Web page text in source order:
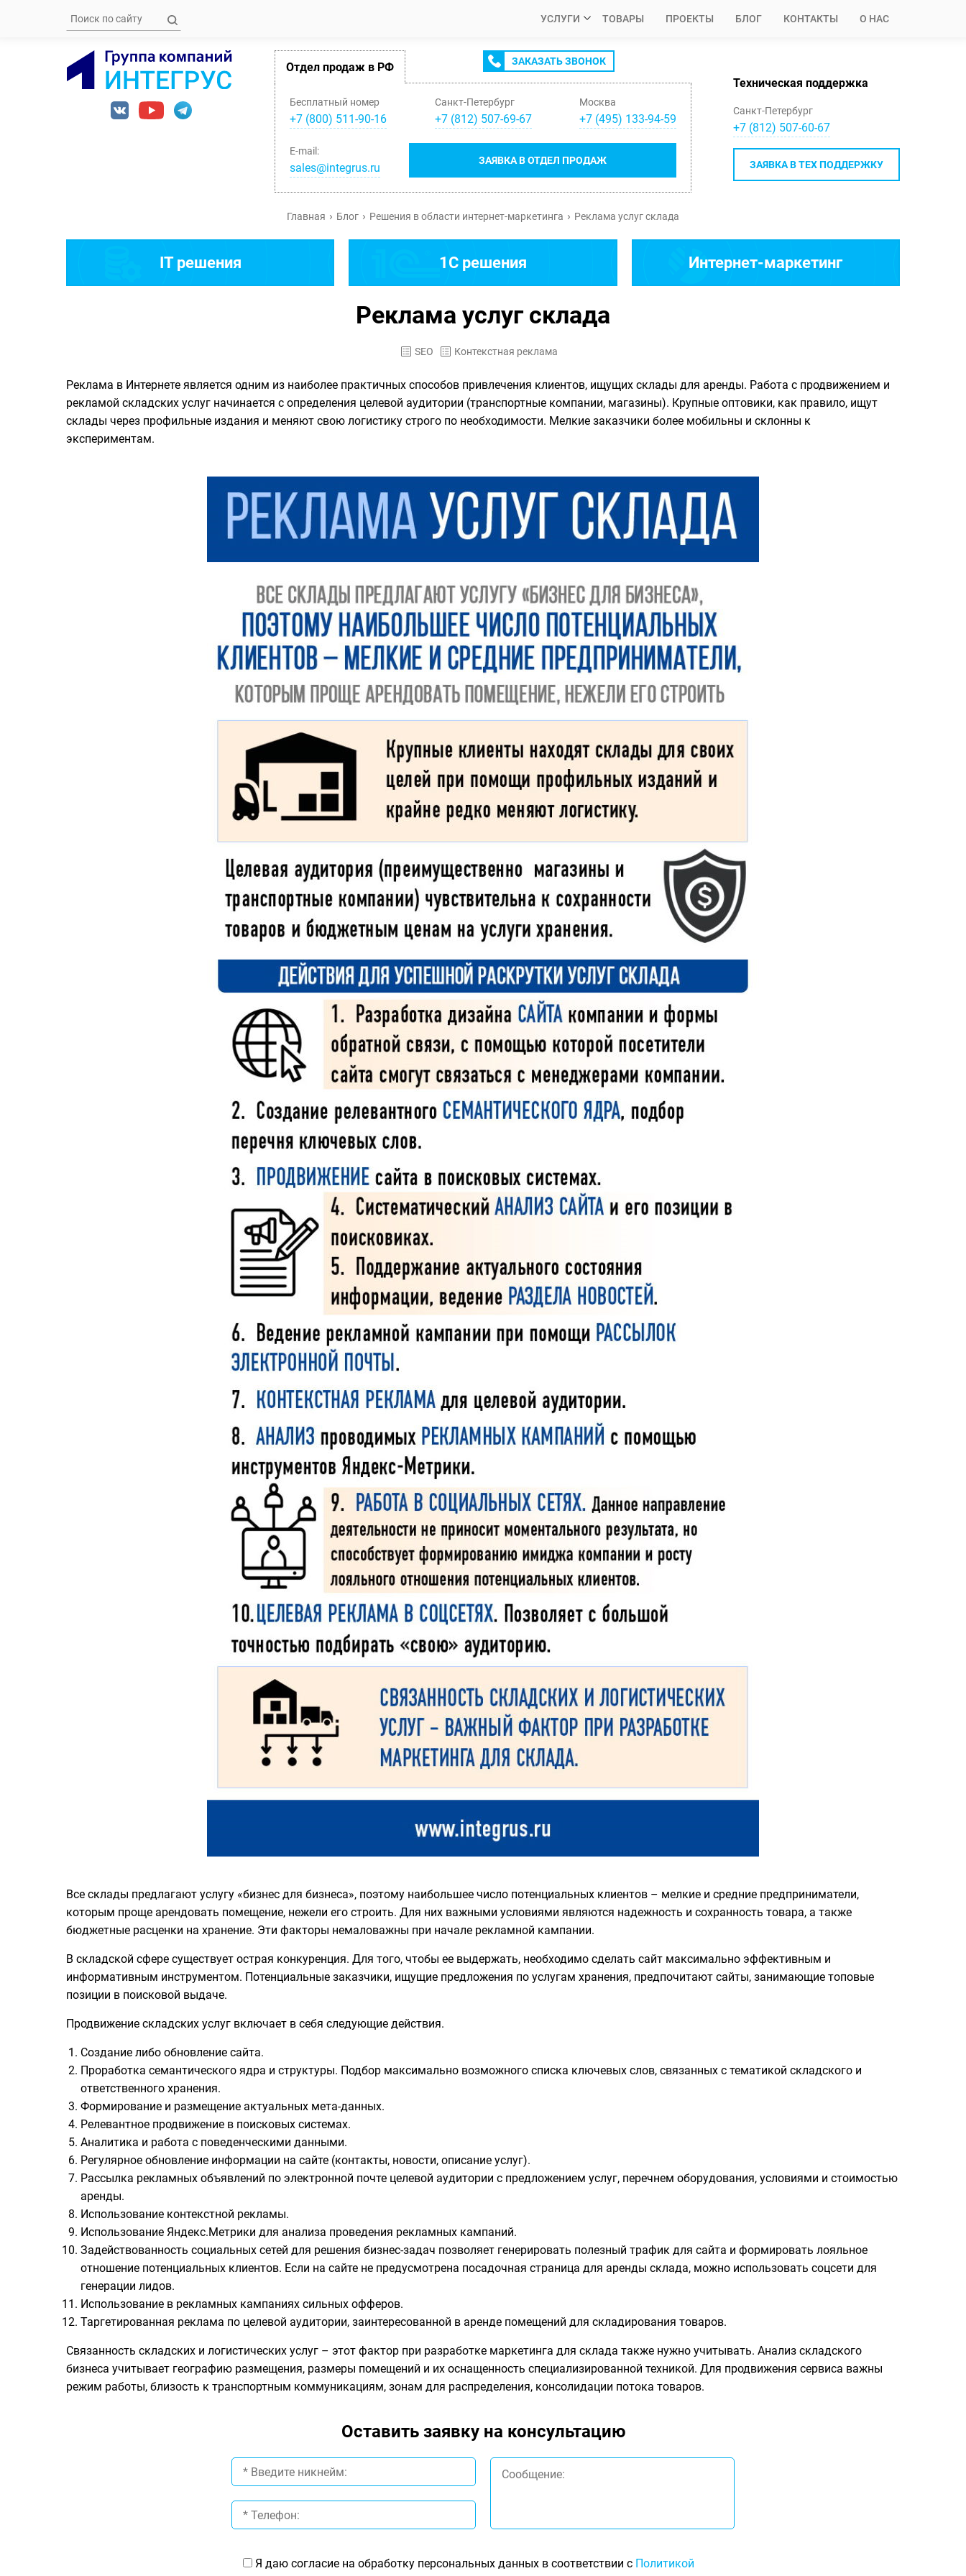
УСЛУГИ ТОВАРЫ ПРОЕКТЫ БЛОГ КОНТАКТЫ О НАС
Отдел продаж в РФ ЗАКАЗАТЬ ЗВОНОК
Бесплатный номер
+7 (800) 511-90-16
Санкт-Петербург
+7(812) 507-69-67
Москва
+7 (495) 133-94-59
ЗАЯВКА В ОТДЕЛ ПРОДАЖ
E-mail:
sales@integrus.ru
Техническая поддержка
Санкт-Петербург
+7 (812) 507-60-67
ЗАЯВКА В ТЕХ ПОДДЕРЖКУ
Главная Блог Решения в области интернет-маркетинга Реклама услуг склада
IT решения 1C решения Интернет-маркетинг
Реклама услуг склада
SEO Контекстная реклама
Реклама в Интернете является одним из наиболее практичных способов привлечения клиентов, ищущих склады для аренды. Работа с продвижением и
рекламой складских услуг начинается с определения целевой аудитории (транспортные компании, магазины). Крупные оптовики, как правило, ищут
склады через профильные издания и меняют свою логистику строго по необходимости. Мелкие заказчики более мобильны и склонны к
экспериментам.
Все склады предлагают услугу «бизнес для бизнеса», поэтому наибольшее число потенциальных клиентов – мелкие и средние предприниматели,
которым проще арендовать помещение, нежели его строить. Для них важными условиями являются надежность и сохранность товара, а также
бюджетные расценки на хранение. Эти факторы немаловажны при начале рекламной кампании.
В складской сфере существует острая конкуренция. Для того, чтобы ее выдержать, необходимо сделать сайт максимально эффективным и
информативным инструментом. Потенциальные заказчики, ищущие предложения по услугам хранения, предпочитают сайты, занимающие топовые
позиции в поисковой выдаче.
Продвижение складских услуг включает в себя следующие действия.
Создание либо обновление сайта.
Проработка семантического ядра и структуры. Подбор максимально возможного списка ключевых слов, связанных с тематикой складского и
ответственного хранения.
Формирование и размещение актуальных мета-данных.
Релевантное продвижение в поисковых системах.
Аналитика и работа с поведенческими данными.
Регулярное обновление информации на сайте (контакты, новости, описание услуг).
Рассылка рекламных объявлений по электронной почте целевой аудитории с предложением услуг, перечнем оборудования, условиями и стоимостью
аренды.
Использование контекстной рекламы.
Использование Яндекс.Метрики для анализа проведения рекламных кампаний.
Задействованность социальных сетей для решения бизнес-задач позволяет генерировать полезный трафик для сайта и формировать лояльное
отношение потенциальных клиентов. Если на сайте не предусмотрена посадочная страница для аренды склада, можно использовать соцсети для
генерации лидов.
Использование в рекламных кампаниях сильных офферов.
Таргетированная реклама по целевой аудитории, заинтересованной в аренде помещений для складирования товаров.
Связанность складских и логистических услуг – этот фактор при разработке маркетинга для склада также нужно учитывать. Анализ складского
бизнеса учитывает географию размещения, размеры помещений и их оснащенность специализированной техникой. Для продвижения сервиса важны
режим работы, близость к транспортным коммуникациям, зонам для распределения, консолидации потока товаров.
Оставить заявку на консультацию
Я даю согласие на обработку персональных данных в соответствии с Политикой